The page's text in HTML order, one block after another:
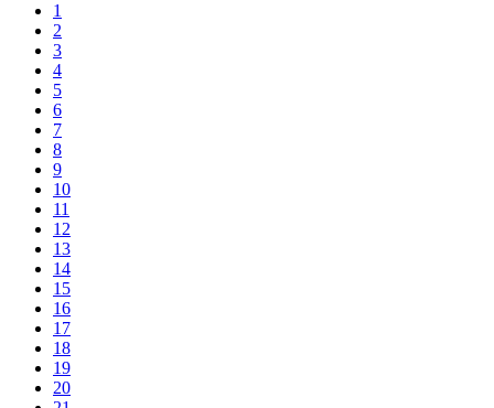
1
2
3
4
5
6
7
8
9
10
11
12
13
14
15
16
17
18
19
20